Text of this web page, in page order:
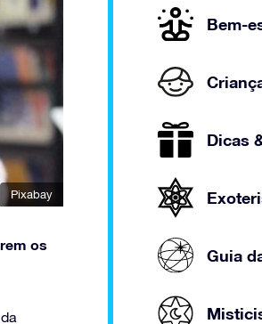
Pixabay
os
Bem-
Dicas
Guia